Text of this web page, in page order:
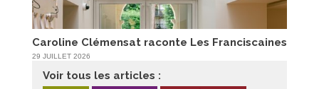
Caroline Clémensat raconte Les Franciscaines
29 JUILLET 2026
Voir tous les articles :